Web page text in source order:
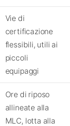
Vie di
certificazione
flessibili, utili ai
piccoli
equipaggi
Ore di riposo
allineate alla
MLC, lotta alla